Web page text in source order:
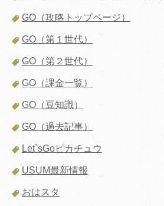
GO（攻略トップページ）
GO（第１世代）
GO（第２世代）
GO（課金一覧）
GO（豆知識）
GO（過去記事）
Let`sGoピカチュウ
USUM最新情報
おはスタ